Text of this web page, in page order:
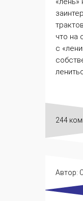
что на
с
244
Автор: